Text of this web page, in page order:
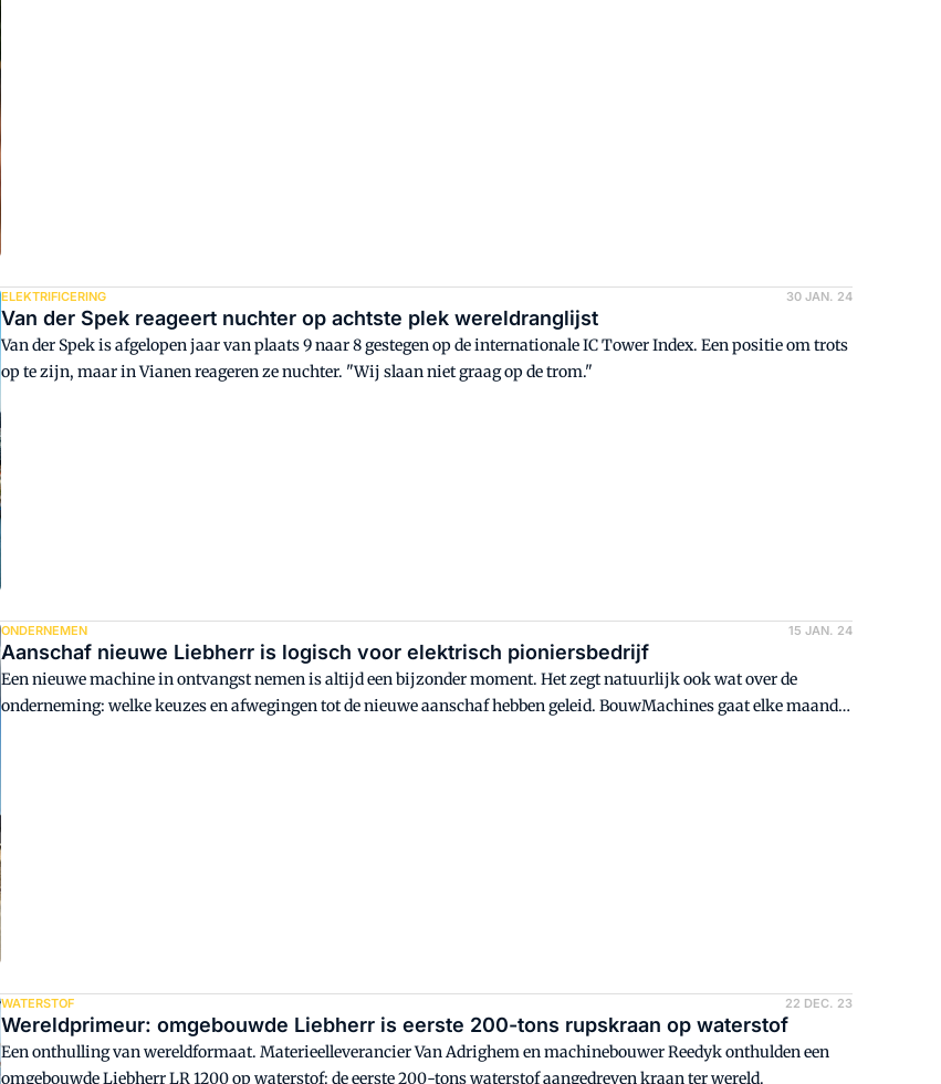
ELEKTRIFICERING 30 JAN. 24
Van der Spek reageert nuchter op achtste plek wereldranglijst
Van der Spek is afgelopen jaar van plaats 9 naar 8 gestegen op de internationale IC Tower Index. Een positie om trots
op te zijn, maar in Vianen reageren ze nuchter. "Wij slaan niet graag op de trom."
ONDERNEMEN 15 JAN. 24
Aanschaf nieuwe Liebherr is logisch voor elektrisch pioniersbedrijf
Een nieuwe machine in ontvangst nemen is altijd een bijzonder moment. Het zegt natuurlijk ook wat over de
onderneming: welke keuzes en afwegingen tot de nieuwe aanschaf hebben geleid. BouwMachines gaat elke maand
WATERSTOF 22 DEC. 23
Wereldprimeur: omgebouwde Liebherr is eerste 200-tons rupskraan op waterstof
Een onthulling van wereldformaat. Materieelleverancier Van Adrighem en machinebouwer Reedyk onthulden een
omgebouwde Liebherr LR 1200 op waterstof: de eerste 200-tons waterstof aangedreven kraan ter wereld.